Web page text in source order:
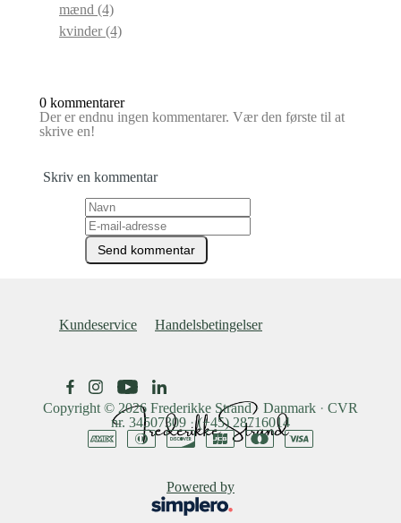
mænd (4)
kvinder(4)
0 kommentarer
Der er endnu ingen kommentarer. Vær den første til at
skrive en!
Skriv en kommentar
Kundeservice Handelsbetingelser
Copyright © 2026 Frederikke Strand· Danmark · CVR
nr. 34507309 ·(+45) 28716014
Powered by